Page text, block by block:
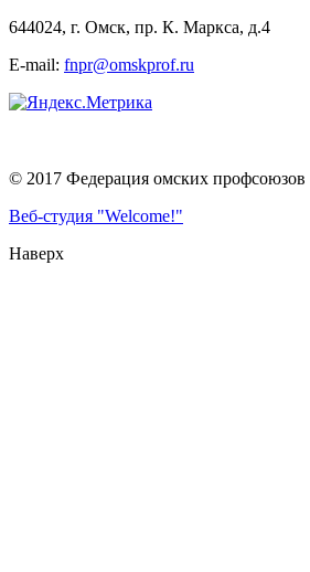
644024, г. Омск, пр. К. Маркса, д.4
E-mail: fnpr@omskprof.ru
© 2017 Федерация омских профсоюзов
Веб-студия "Welcome!"
Наверх